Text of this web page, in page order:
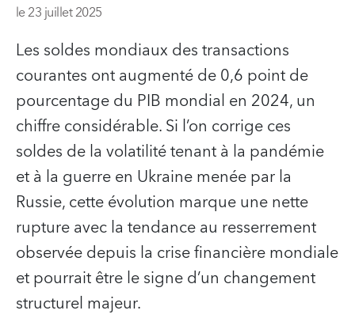
le 23 juillet 2025
Les soldes mondiaux des transactions
courantes ont augmenté de 0,6 point de
pourcentage du PIB mondial en 2024, un
chiffre considérable. Si l’on corrige ces
soldes de la volatilité tenant à la pandémie
et à la guerre en Ukraine menée par la
Russie, cette évolution marque une nette
rupture avec la tendance au resserrement
observée depuis la crise financière mondiale
et pourrait être le signe d’un changement
structurel majeur.